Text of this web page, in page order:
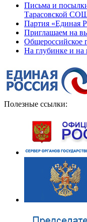
Письма и
Тарасовской
Партия «Единая
Приглашаем на
Общероссийское
На глубинке и на
Полезные ссылки: